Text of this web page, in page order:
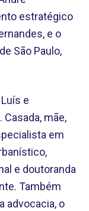
estratégico
e o
São Paulo,
e
mãe,
em
e doutoranda
Também
advocacia, o